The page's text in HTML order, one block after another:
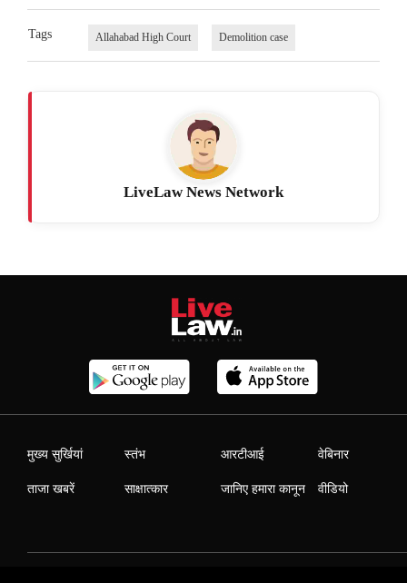
Tags Allahabad High Court Demolition case
LiveLaw News Network
मुख्य सुर्खियां
ताजा खबरें
स्तंभ
साक्षात्कार
आरटीआई
जानिए हमारा कानून
वेबिनार
वीडियो